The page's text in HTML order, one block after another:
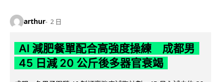
arthur 2 日
AI 減肥餐單配合高強度操練 成都男
45 日減 20 公斤後多器官衰竭